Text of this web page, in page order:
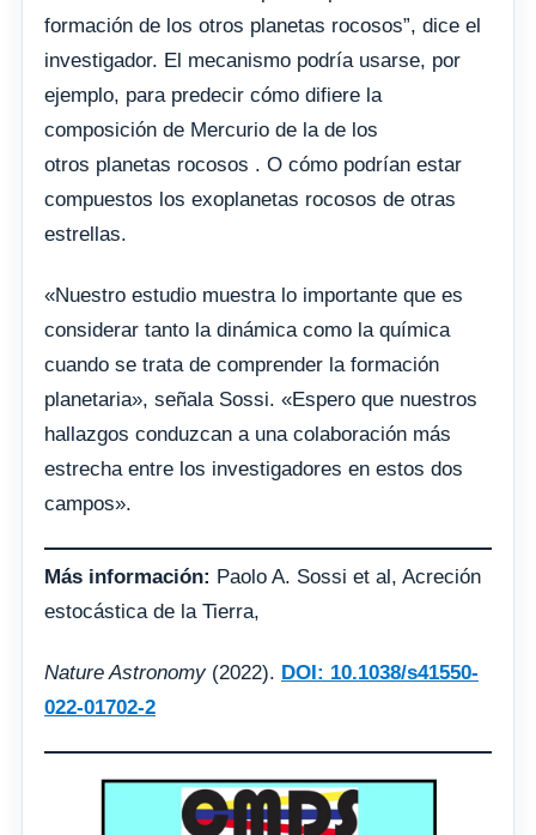
formación de los otros planetas rocosos”, dice el
investigador. El mecanismo podría usarse, por
ejemplo, para predecir cómo difiere la
composición de Mercurio de la de los
otros planetas rocosos . O cómo podrían estar
compuestos los exoplanetas rocosos de otras
estrellas.
«Nuestro estudio muestra lo importante que es
considerar tanto la dinámica como la química
cuando se trata de comprender la formación
planetaria», señala Sossi. «Espero que nuestros
hallazgos conduzcan a una colaboración más
estrecha entre los investigadores en estos dos
campos».
Más información: Paolo A. Sossi et al, Acreción
estocástica de la Tierra,
Nature Astronomy(2022). DOI: 10.1038/s41550-
022-01702-2